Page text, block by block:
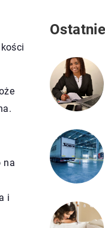
na
i